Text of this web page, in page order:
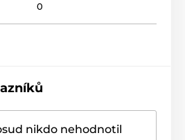
0
nikdo nehodnotil